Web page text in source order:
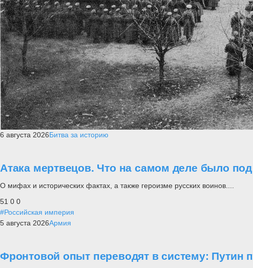
6 августа 2026Битва за историю
Атака мертвецов. Что на самом деле было
О мифах и исторических фактах, а также героизме русских воинов....
51 0 0
#Российская империя
5 августа 2026Армия
Фронтовой опыт переводят в систему: